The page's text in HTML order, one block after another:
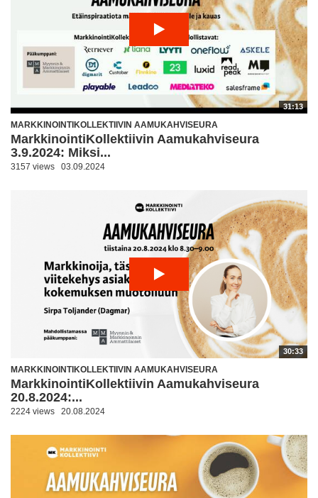
31:13
MARKKINOINTIKOLLEKTIIVIN AAMUKAHVISEURA
MarkkinointiKollektiivin Aamukahviseura
3.9.2024: Miksi...
3157 views 03.09.2024
30:33
MARKKINOINTIKOLLEKTIIVIN AAMUKAHVISEURA
MarkkinointiKollektiivin Aamukahviseura
20.8.2024:...
2224 views 20.08.2024